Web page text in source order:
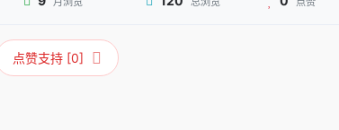
点赞支持 [0]